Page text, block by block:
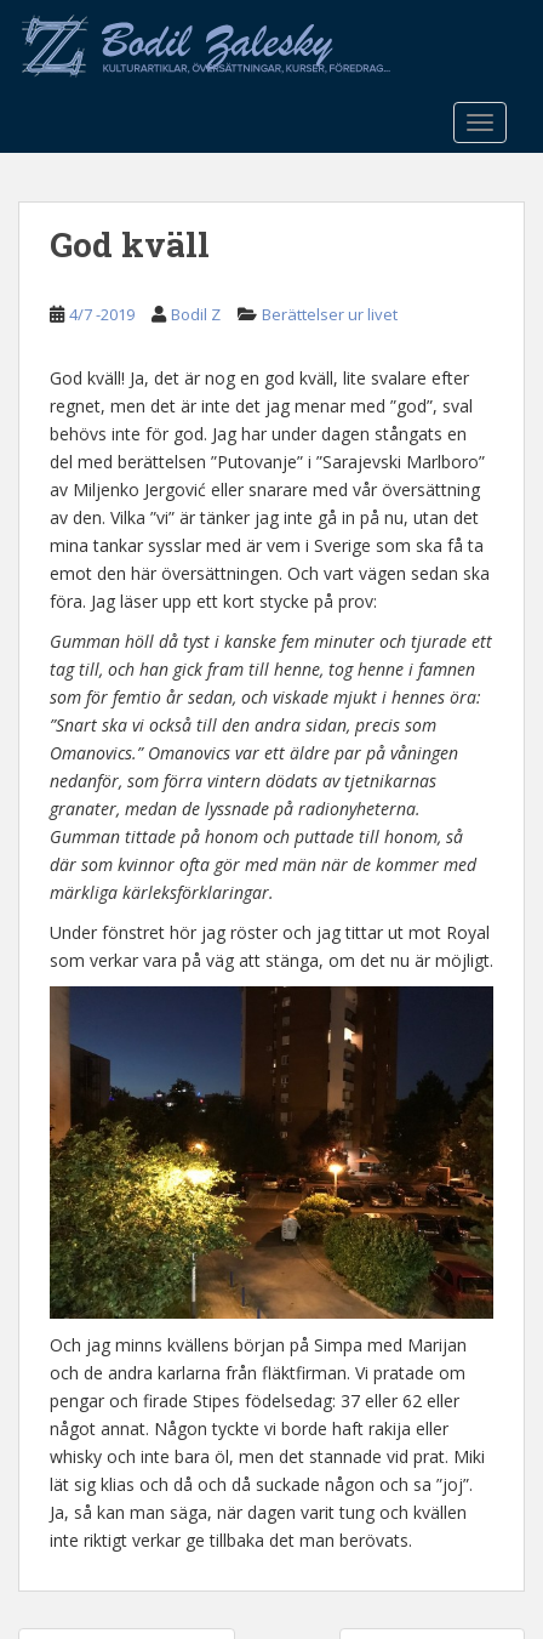
o
God kväll
4/7 -2019 Bodil Z Berättelser ur livet
God kväll! Ja, det är nog en god kväll, lite svalare efter
regnet, men det är inte det jag menar med ”god”, sval
behövs inte för god. Jag har under dagen stångats en
del med berättelsen ”Putovanje” i ”Sarajevski Marlboro”
av Miljenko Jergović eller snarare med vår översättning
av den. Vilka ”vi” är tänker jag inte gå in på nu, utan det
mina tankar sysslar med är vem i Sverige som ska få ta
emot den här översättningen. Och vart vägen sedan ska
föra. Jag läser upp ett kort stycke på prov:
Gumman höll då tyst i kanske fem minuter och tjurade ett
tag till, och han gick fram till henne, tog henne i famnen
som för femtio år sedan, och viskade mjukt i hennes öra:
”Snart ska vi också till den andra sidan, precis som
Omanovics.” Omanovics var ett äldre par på våningen
nedanför, som förra vintern dödats av tjetnikarnas
granater, medan de lyssnade på radionyheterna.
Gumman tittade på honom och puttade till honom, så
där som kvinnor ofta gör med män när de kommer med
märkliga kärleksförklaringar.
Under fönstret hör jag röster och jag tittar ut mot Royal
som verkar vara på väg att stänga, om det nu är möjligt.
Och jag minns kvällens början på Simpa med Marijan
och de andra karlarna från fläktfirman. Vi pratade om
pengar och firade Stipes födelsedag: 37 eller 62 eller
något annat. Någon tyckte vi borde haft rakija eller
whisky och inte bara öl, men det stannade vid prat. Miki
lät sig klias och då och då suckade någon och sa ”joj”.
Ja, så kan man säga, när dagen varit tung och kvällen
inte riktigt verkar ge tillbaka det man berövats.